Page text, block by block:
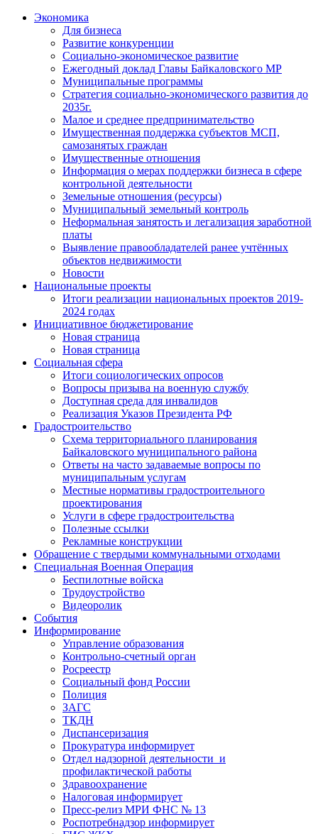
Экономика
Для бизнеса
Развитие конкуренции
Социально-экономическое развитие
Ежегодный доклад Главы Байкаловского МР
Муниципальные программы
Стратегия социально-экономического развития до
2035г.
Малое и среднее предпринимательство
Имущественная поддержка субъектов МСП,
самозанятых граждан
Имущественные отношения
Информация о мерах поддержки бизнеса в сфере
контрольной деятельности
Земельные отношения (ресурсы)
Муниципальный земельный контроль
Неформальная занятость и легализация заработной
платы
Выявление правообладателей ранее учтённых
объектов недвижимости
Новости
Национальные проекты
Итоги реализации национальных проектов 2019-
2024 годах
Инициативное бюджетирование
Новая страница
Новая страница
Социальная сфера
Итоги социологических опросов
Вопросы призыва на военную службу
Доступная среда для инвалидов
Реализация Указов Президента РФ
Градостроительство
Схема территориального планирования
Байкаловского муниципального района
Ответы на часто задаваемые вопросы по
муниципальным услугам
Местные нормативы градостроительного
проектирования
Услуги в сфере градостроительства
Полезные ссылки
Рекламные конструкции
Обращение с твердыми коммунальными отходами
Специальная Военная Операция
Беспилотные войска
Трудоустройство
Видеоролик
События
Информирование
Управление образования
Контрольно-счетный орган
Росреестр
Социальный фонд России
Полиция
ЗАГС
ТКДН
Диспансеризация
Прокуратура информирует
Отдел надзорной деятельности и
профилактической работы
Здравоохранение
Налоговая информирует
Пресс-релиз МРИ ФНС № 13
Роспотребнадзор информирует